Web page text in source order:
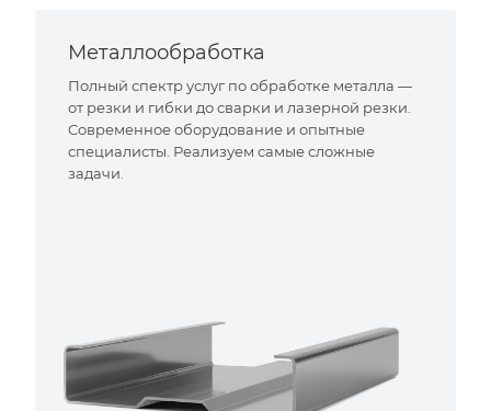
Металлообработка
Полный спектр услуг по обработке металла —
от резки и гибки до сварки и лазерной резки.
Современное оборудование и опытные
специалисты. Реализуем самые сложные
задачи.